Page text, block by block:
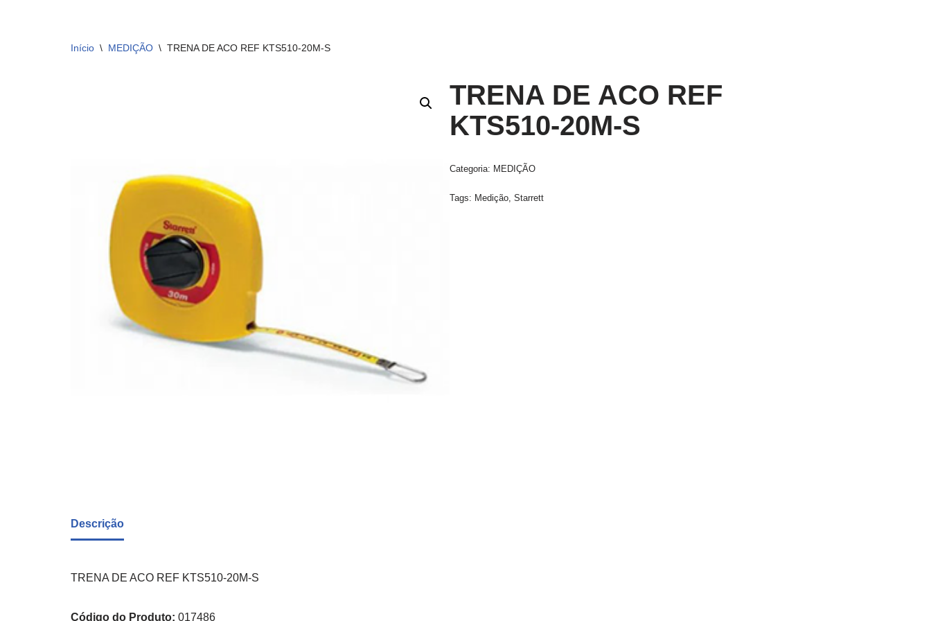
Início \ MEDIÇÃO \ TRENA DE ACO REF KTS510-20M-S
TRENA DE ACO REF
KTS510-20M-S
Categoria: MEDIÇÃO
Tags: Medição ,Starrett
Descrição
TRENA DE ACO REF KTS510-20M-S
Código do Produto: 017486